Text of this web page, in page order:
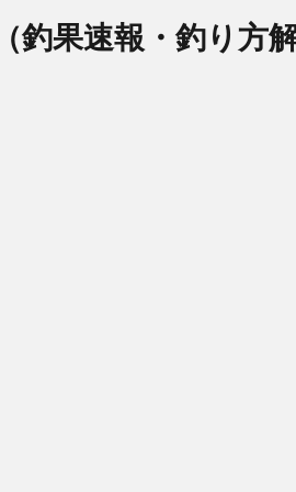
釣果速報・釣り方